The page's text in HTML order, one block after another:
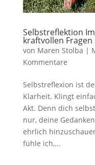
Selbstreflektion
kraftvollen
von Maren Stolba |
Kommentare
Selbstreflexion ist
Klarheit. Klingt
Akt. Denn dich
nur, deine
ehrlich
fühle ich,...